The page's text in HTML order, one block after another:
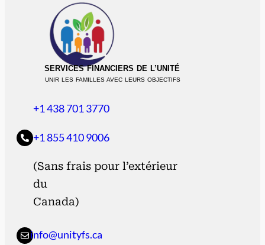
SERVICES FINANCIERS DE L’UNITÉ
UNIR LES FAMILLES AVEC LEURS OBJECTIFS
+1 438 701 3770
+1 855 410 9006
(Sans frais pour l’extérieur
du
Canada)
info@unityfs.ca